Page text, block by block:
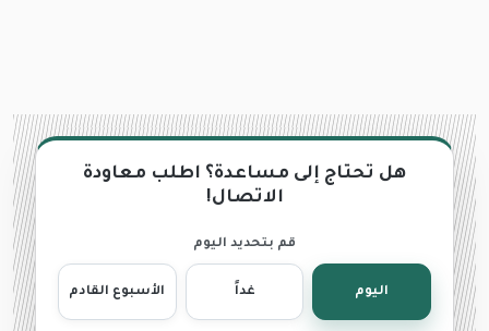
هل تحتاج إلى مساعدة؟ اطلب معاودة
الاتصال!
قم بتحديد اليوم
اليوم غداً الأسبوع القادم